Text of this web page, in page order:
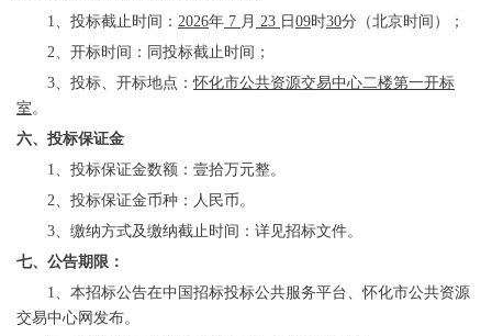
1、投标截止时间： 2026年 7 月 23 日 09时30分（北京时间）；
2、开标时间：同投标截止时间；
3、投标、开标地点：怀化市公共资源交易中心二楼第一开标
室。
六、投标保证金
1、投标保证金数额：壹拾万元整。
2、投标保证金币种：人民币。
3、缴纳方式及缴纳截止时间：详见招标文件。
七、公告期限：
1、本招标公告在中国招标投标公共服务平台、怀化市公共资源
交易中心网发布。